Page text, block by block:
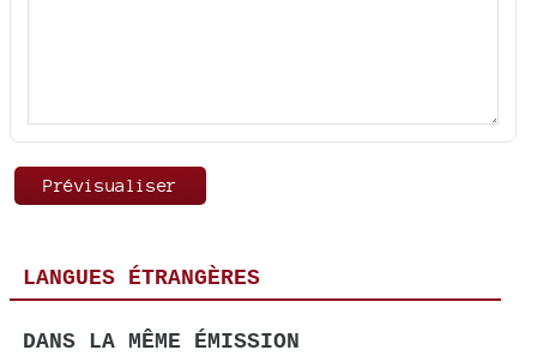
LANGUES ÉTRANGÈRES
DANS LA MÊME ÉMISSION